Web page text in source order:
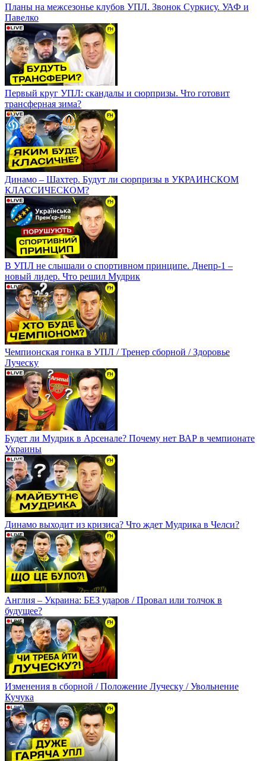
Планы на межсезонье клубов УПЛ. Звонок Суркису. УАФ и
Павелко
Первый круг УПЛ: скандалы и сюрпризы. Что готовит
трансферная зима?
Динамо – Шахтер. Будут ли сюрпризы в УКРАИНСКОМ
КЛАССИЧЕСКОМ?
В УПЛ не слышали о спортивном принципе. Днепр-1 –
новый лидер. Что решил Мудрик
Чемпионская гонка в УПЛ / Тренер сборной / Здоровье
Луческу
Будет ли Мудрик в Арсенале? Почему нет ВАР в чемпионате
Украины
Динамо выходит из кризиса? Что ждет Мудрика в Челси?
Англия – Украина: БЕЗ ударов / Провал или толчок в
будущее?
Изменения в сборной / Положение Луческу / Увольнение
Кучука